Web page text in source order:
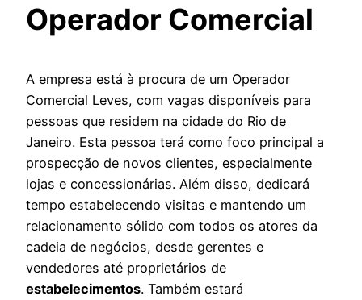
Operador Comercial
A empresa está à procura de um Operador
Comercial Leves, com vagas disponíveis para
pessoas que residem na cidade do Rio de
Janeiro. Esta pessoa terá como foco principal a
prospecção de novos clientes, especialmente
lojas e concessionárias. Além disso, dedicará
tempo estabelecendo visitas e mantendo um
relacionamento sólido com todos os atores da
cadeia de negócios, desde gerentes e
vendedores até proprietários de
estabelecimentos. Também estará